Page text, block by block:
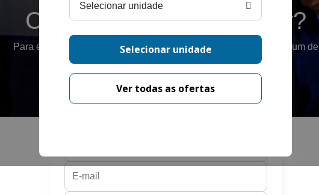
Como podemos te ajudar?
Para entrar em contato, basta completar as informações abaixo e um de
nossos representantes entrará em contato com você.
Fale conosco
Selecionar unidade
Selecionar unidade
Ver todas as ofertas